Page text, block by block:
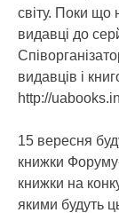
світу. Поки що
видавці до
видавців і
http://
15 вересня
книжки
книжки на
якими будуть